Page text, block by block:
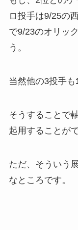
ロ投手は9/25の
で9/23のオリッ
う。
当然他の3投手も
そうすることで
起用することが
ただ、そういう
なところです。